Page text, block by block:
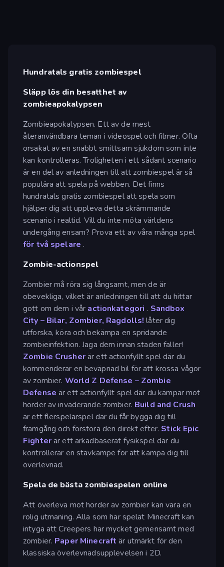
Hundratals gratis zombiespel
Släpp lös din besatthet av
zombieapokalypsen
Zombieapokalypsen. Ett av de mest
återanvändbara teman i videospel och filmer. Ofta
orsakat av en snabbt smittsam sjukdom som inte
kan kontrolleras. Troligheten i ett sådant scenario
är en del av anledningen till att zombiespel är så
populära att spela på webben. Det finns
hundratals gratis zombiespel att spela som
hjälper dig att uppleva detta skrämmande
scenario i realtid. Vill du inte möta världens
undergång ensam? Prova ett av våra många spel
för två spelare .
Zombie-actionspel
Zombier må röra sig långsamt, men de är
obevekliga, vilket är anledningen till att du hittar
gott om dem i vår actionkategori . Sandbox
City – Bilar, Zombier, Ragdolls! låter dig
utforska, köra och bekämpa en spridande
zombieinfektion. Jaga dem innan staden faller!
Zombie Crusherär ett actionfyllt spel där du
kommenderar en beväpnad bil för att krossa vågor
av zombier. World Z Defense – Zombie
Defense är ett actionfyllt spel där du kämpar mot
horder av invaderande zombier. Build and Crush
är ett flerspelarspel där du får bygga dig till
framgång och förstöra den direkt efter. Stick Epic
Fighterär ett arkadbaserat fysikspel där du
kontrollerar en stavkämpe för att kämpa dig till
överlevnad.
Spela de bästa zombiespelen online
Att överleva mot horder av zombier kan vara en
rolig utmaning. Alla som har spelat Minecraft kan
intyga att Creepers har mycket gemensamt med
zombier. Paper Minecraft är utmärkt för den
klassiska överlevnadsupplevelsen i 2D.